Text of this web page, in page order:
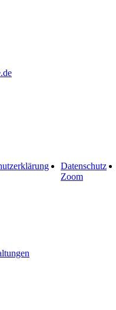
Datenschutz
Zoom